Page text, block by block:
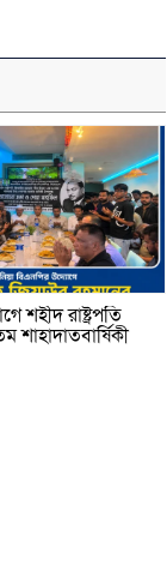
শহীদ রাষ্ট্রপতি